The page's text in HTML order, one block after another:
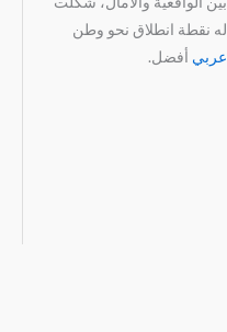
له نقطة انطلاق نحو وطن
عربي أفضل.